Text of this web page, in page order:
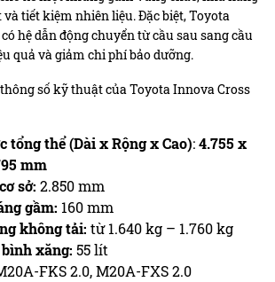
tiết kiệm nhiên liệu. Đặc biệt, Toyota
hệ dẫn động chuyển từ cầu sau sang cầu
quả và giảm chi phí bảo dưỡng.
số kỹ thuật của Toyota Innova Cross
tổng thể (Dài x Rộng x Cao):4.755 x
mm
sở: 2.850 mm
gầm: 160 mm
không tải: từ 1.640 kg – 1.760 kg
xăng: 55 lít
FKS 2.0, M20A-FXS 2.0